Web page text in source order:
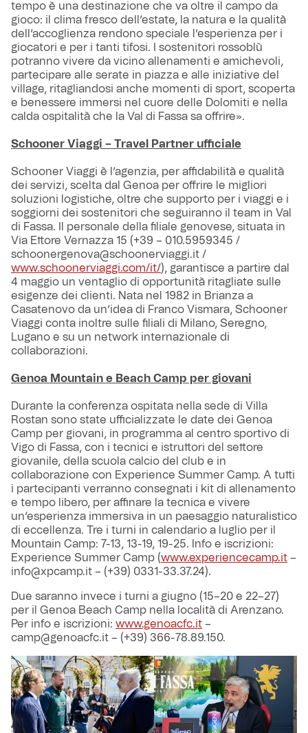
tempo è una destinazione che va oltre il campo da
gioco: il clima fresco dell’estate, la natura e la qualità
dell’accoglienza rendono speciale l’esperienza per i
giocatori e per i tanti tifosi. I sostenitori rossoblù
potranno vivere da vicino allenamenti e amichevoli,
partecipare alle serate in piazza e alle iniziative del
village, ritagliandosi anche momenti di sport, scoperta
e benessere immersi nel cuore delle Dolomiti e nella
calda ospitalità che la Val di Fassa sa offrire».
Schooner Viaggi – Travel Partner ufficiale
Schooner Viaggi è l’agenzia, per affidabilità e qualità
dei servizi, scelta dal Genoa per offrire le migliori
soluzioni logistiche, oltre che supporto per i viaggi e i
soggiorni dei sostenitori che seguiranno il team in Val
di Fassa. Il personale della filiale genovese, situata in
Via Ettore Vernazza 15 (+39 – 010.5959345 /
schoonergenova@schoonerviaggi.it /
www.schoonerviaggi.com/it/), garantisce a partire dal
4 maggio un ventaglio di opportunità ritagliate sulle
esigenze dei clienti. Nata nel 1982 in Brianza a
Casatenovo da un’idea di Franco Vismara, Schooner
Viaggi conta inoltre sulle filiali di Milano, Seregno,
Lugano e su un network internazionale di
collaborazioni.
Genoa Mountain e Beach Camp per giovani
Durante la conferenza ospitata nella sede di Villa
Rostan sono state ufficializzate le date dei Genoa
Camp per giovani, in programma al centro sportivo di
Vigo di Fassa, con i tecnici e istruttori del settore
giovanile, della scuola calcio del club e in
collaborazione con Experience Summer Camp. A tutti
i partecipanti verranno consegnati i kit di allenamento
e tempo libero, per affinare la tecnica e vivere
un’esperienza immersiva in un paesaggio naturalistico
di eccellenza. Tre i turni in calendario a luglio per il
Mountain Camp: 7-13, 13-19, 19-25. Info e iscrizioni:
Experience Summer Camp (www.experiencecamp.it –
info@xpcamp.it – (+39) 0331-33.37.24).
Due saranno invece i turni a giugno (15–20 e 22–27)
per il Genoa Beach Camp nella località di Arenzano.
Per info e iscrizioni: www.genoacfc.it –
camp@genoacfc.it – (+39) 366-78.89.150.